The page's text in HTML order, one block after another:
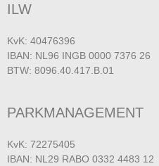
ILW
KvK: 40476396
IBAN: NL96 INGB 0000 7376 26
BTW: 8096.40.417.B.01
PARKMANAGEMENT
KvK: 72275405
IBAN: NL29 RABO 0332 4483 12